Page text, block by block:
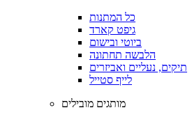
כל המתנות
גיפט קארד
ביוטי ובישום
הלבשה תחתונה
תיקים, נעליים ואביזרים
לייף סטייל
מותגים מובילים